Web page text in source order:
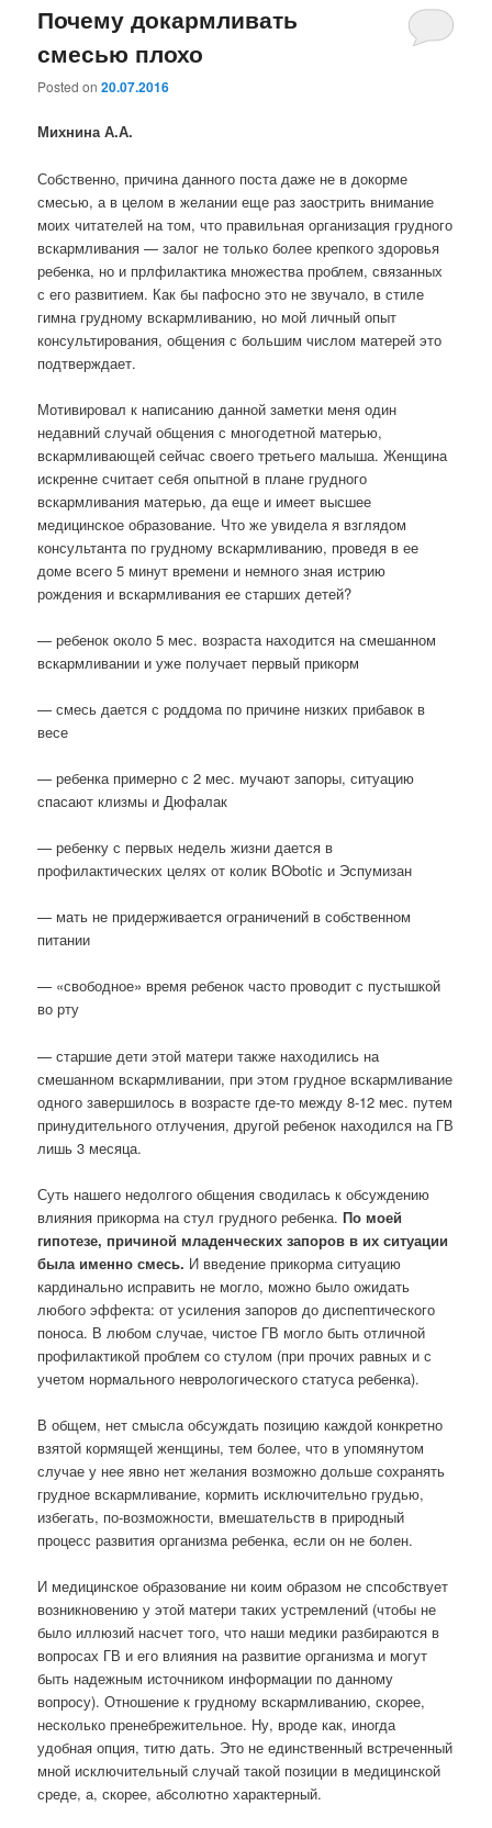
Почему докармливать
смесью плохо
Posted on20.07.2016
Михнина А.А.
Собственно, причина данного поста даже не в докорме
смесью, а в целом в желании еще раз заострить внимание
моих читателей на том, что правильная организация грудного
вскармливания — залог не только более крепкого здоровья
ребенка, но и прлфилактика множества проблем, связанных
с его развитием. Как бы пафосно это не звучало, в стиле
гимна грудному вскармливанию, но мой личный опыт
консультирования, общения с большим числом матерей это
подтверждает.
Мотивировал к написанию данной заметки меня один
недавний случай общения с многодетной матерью,
вскармливающей сейчас своего третьего малыша. Женщина
искренне считает себя опытной в плане грудного
вскармливания матерью, да еще и имеет высшее
медицинское образование. Что же увидела я взглядом
консультанта по грудному вскармливанию, проведя в ее
доме всего 5 минут времени и немного зная истрию
рождения и вскармливания ее старших детей?
— ребенок около 5 мес. возраста находится на смешанном
вскармливании и уже получает первый прикорм
— смесь дается с роддома по причине низких прибавок в
весе
— ребенка примерно с 2 мес. мучают запоры, ситуацию
спасают клизмы и Дюфалак
— ребенку с первых недель жизни дается в
профилактических целях от колик BObotic и Эспумизан
— мать не придерживается ограничений в собственном
питании
— «свободное» время ребенок часто проводит с пустышкой
во рту
— старшие дети этой матери также находились на
смешанном вскармливании, при этом грудное вскармливание
одного завершилось в возрасте где-то между 8-12 мес. путем
принудительного отлучения, другой ребенок находился на ГВ
лишь 3 месяца.
Суть нашего недолгого общения сводилась к обсуждению
влияния прикорма на стул грудного ребенка.По моей
гипотезе, причиной младенческих запоров в их ситуации
была именно смесь. И введение прикорма ситуацию
кардинально исправить не могло, можно было ожидать
любого эффекта: от усиления запоров до диспептического
поноса. В любом случае, чистое ГВ могло быть отличной
профилактикой проблем со стулом (при прочих равных и с
учетом нормального неврологического статуса ребенка).
В общем, нет смысла обсуждать позицию каждой конкретно
взятой кормящей женщины, тем более, что в упомянутом
случае у нее явно нет желания возможно дольше сохранять
грудное вскармливание, кормить исключительно грудью,
избегать, по-возможности, вмешательств в природный
процесс развития организма ребенка, если он не болен.
И медицинское образование ни коим образом не спсобствует
возникновению у этой матери таких устремлений (чтобы не
было иллюзий насчет того, что наши медики разбираются в
вопросах ГВ и его влияния на развитие организма и могут
быть надежным источником информации по данному
вопросу). Отношение к грудному вскармливанию, скорее,
несколько пренебрежительное. Ну, вроде как, иногда
удобная опция, титю дать. Это не единственный встреченный
мной исключительный случай такой позиции в медицинской
среде, а, скорее, абсолютно характерный.